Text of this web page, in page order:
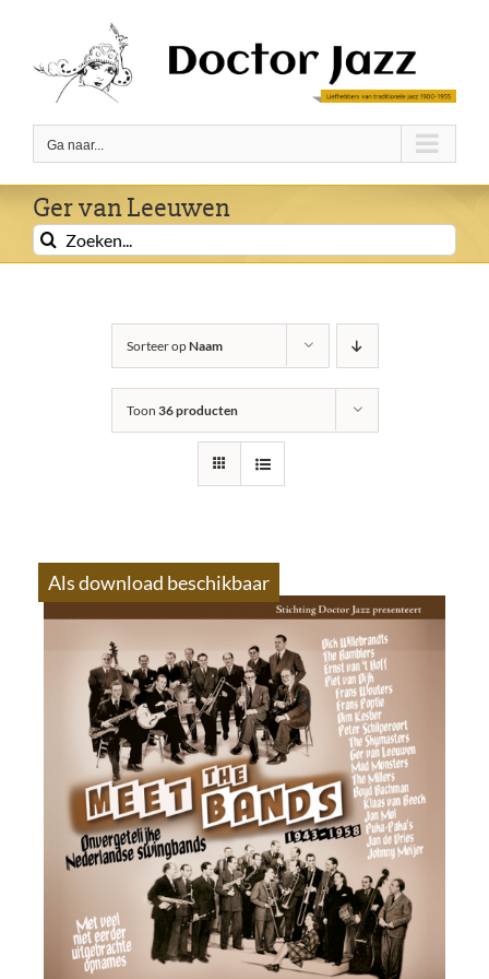
inhoud
Ga naar...
Ger van Leeuwen
Zoeken
naar:
Sorteer opNaam
Toon 36 producten
Als download beschikbaar